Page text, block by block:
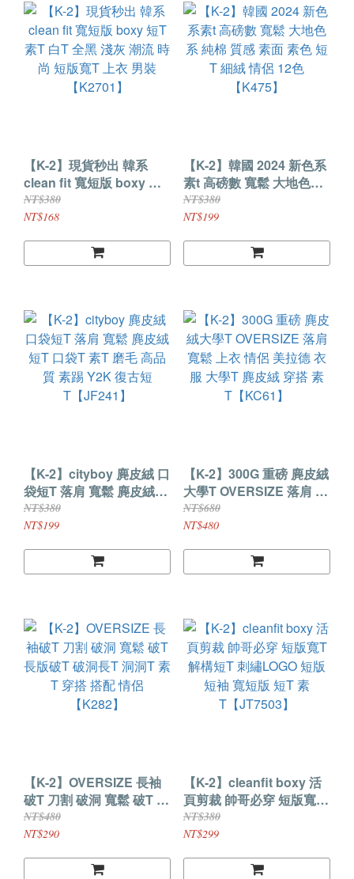
【K-2】現貨秒出 韓系
clean fit 寬短版 boxy 短T
素T 白T 全黑 淺灰 潮流 時
尚 短版寬T 上衣 男裝
NT$380
NT$168
【K-2】韓國 2024 新色系
素t 高磅數 寬鬆 大地色系
純棉 質感 素面 素色 短T
細絨 情侶 12色【K475】
NT$380
NT$199
【K-2】cityboy 麂皮絨 口
袋短T 落肩 寬鬆 麂皮絨短
T 口袋T 素T 磨毛 高品質
素踢 Y2K 復古短
NT$380
NT$199
【K-2】300G 重磅 麂皮絨
大學T OVERSIZE 落肩 寬
鬆 上衣 情侶 美拉德 衣服
大學T 麂皮絨 穿搭 素
NT$680
NT$480
【K-2】OVERSIZE 長袖
破T 刀割 破洞 寬鬆 破T 長
版破T 破洞長T 洞洞T 素T
穿搭 搭配 情侶【K282】
NT$480
NT$290
【K-2】cleanfit boxy 活
頁剪裁 帥哥必穿 短版寬T
解構短T 刺繡LOGO 短版
短袖 寬短版 短T 素
NT$380
NT$299